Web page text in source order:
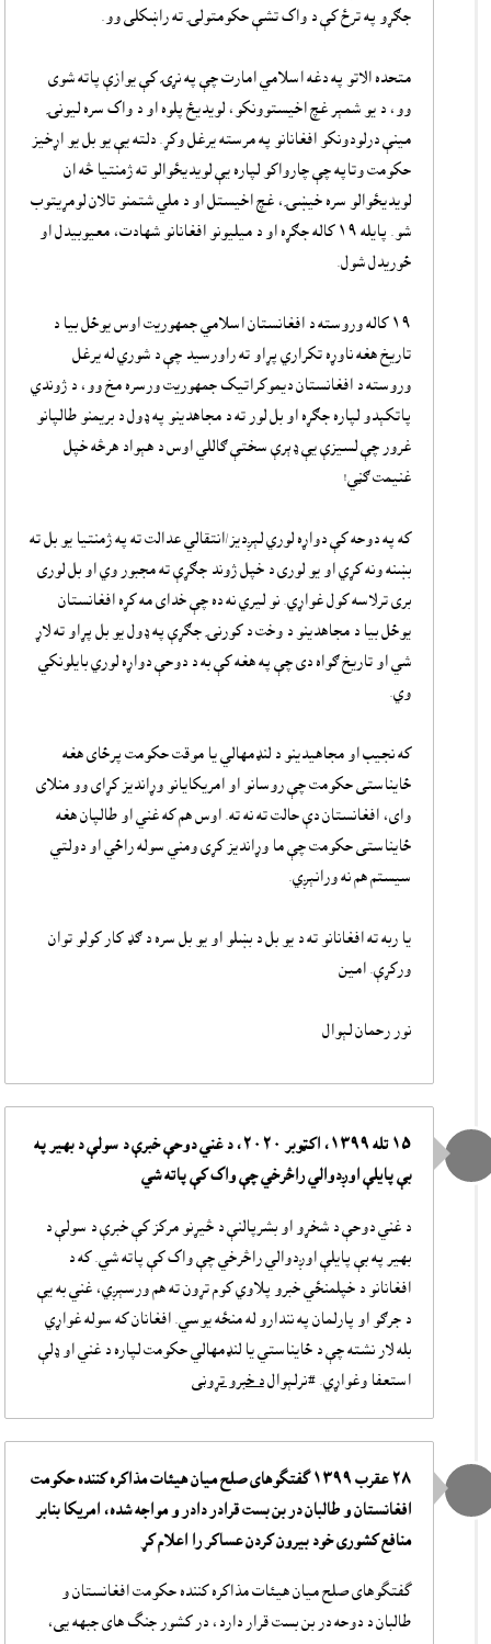
جګړو په ترځ کې د واک تشې حکومتولۍ ته راښکلى وو.
متحده الاتو په دغه اسلامي امارت چې په نړۍ کې يوازې پاته شوى
وو، د يو شمېر غچ اخيستوونکو، لويديځ پلوه او د واک سره ليونۍ
مينې درلودونکو افغانانو په مرسته يرغل وکړ. دلته يې يو بل يو اړخيز
حکومت وتاپه چې چارواکو لپاره يې لويديځوالو ته ژمنتيا څه ان
لويديځوالو سره خيښۍ، غچ اخيستل او د ملي شتمنو تالان لومړيتوب
شو. پايله ١٩ کاله جګړه او د ميليونو افغانانو شهادت، معيوبيدل او
ځوريدل شول.
١٩ کاله وروسته د افغانستان اسلامي جمهوريت اوس يوځل بيا د
تاريخ هغه ناوړه تکراري پړاو ته راورسيد چې د شوري له يرغل
وروسته د افغانستان ديموکراتيک جمهوريت ورسره مخ وو، د ژوندي
پاتکېدو لپاره جګړه او بل لور ته د مجاهدينو په ډول د بريمنو طالپانو
غرور چې لسيزې يې ډېرې سختې ګاللي اوس د هېواد هرڅه خپل
غنيمت ګڼي!
که په دوحه کې دواړه لوري لېږديز/انتقالي عدالت ته په ژمنتيا يو بل ته
بښنه ونه کړي او يو لورى د خپل ژوند جګړې ته مجبور وي او بل لورى
برى ترلاسه کول غواړي. نو ليري نه ده چې خداى مه کړه افغانستان
يوځل بيا د مجاهدينو د وخت د کورنۍ جګړې په ډول يو بل پړاو ته لاړ
شي او تاريخ ګواه دى چې په هغه کې به د دوحې دواړه لوري بايلونکي
وي.
که نجيب او مجاهيدينو د لنډمهالي يا موقت حکومت پرځاى هغه
ځايناستى حکومت چې روسانو او امريکايانو وړانديز کړاى وو منلاى
واى، افغانستان دې حالت ته نه ته. اوس هم که غني او طالپان هغه
ځايناستى حکومت چې ما وړانديز کړى ومني سوله راځي او دولتي
سيستم هم نه ورانېږي.
يا ربه ته افغانانو ته د يو بل د بښلو او يو بل سره د ګډ کار کولو توان
ورکړې. امين
نور رحمان لېوال
١٥ تله ١٣٩٩، اکټوبر ٢٠٢٠، د غني دوحې خبرې د سولې د بهير په
بې پايلې اوږدوالي راڅرخي چې واک کې پاته شي
د غني دوحې د شخړو او بشرپالنې د څيړنو مرکز کې خبرې د سولې د
بهير په بې پايلې اوږدوالي راڅرخي چې واک کې پاته شي. که د
افغانانو د خپلمنځي خبرو پلاوي کوم تړون ته هم ورسېږي، غني به يې
د جرګو او پارلمان په نندارو له منځه يوسي. افغانان که سوله غواړي
بله لار نشته چې د ځايناستي يا لنډمهالي حکومت لپاره د غني او ډلې
استعفا وغواړي. #نرلېوالد خبرو تړونى
۲۸ عقرب ۱۳۹۹ گفتگوهای صلح میان هیئات مذاکره کننده حکومت
افغانستان و طالبان در بن بست قرادر دادر و مواجه شده، امريکا بنابر
منافع کشوری خود بيرون کردن عساکر را اعلام کړ
گفتگوهای صلح میان هیئات مذاکره کننده حکومت افغانستان و
طالبان د دوحه در بن بست قرار دارد، در کشور جنگ های جبهه یی،